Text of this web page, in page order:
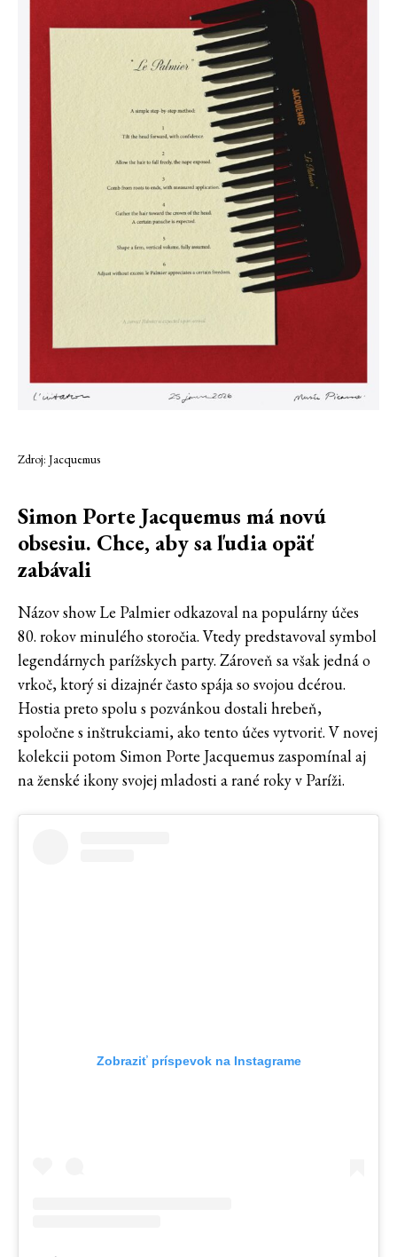
Zdroj: Jacquemus
Simon Porte Jacquemus má novú
obsesiu. Chce, aby sa ľudia opäť
zabávali
Názov show Le Palmier odkazoval na populárny účes
80. rokov minulého storočia. Vtedy predstavoval symbol
legendárnych parížskych party. Zároveň sa však jedná o
vrkoč, ktorý si dizajnér často spája so svojou dcérou.
Hostia preto spolu s pozvánkou dostali hrebeň,
spoločne s inštrukciami, ako tento účes vytvoriť. V novej
kolekcii potom Simon Porte Jacquemus zaspomínal aj
na ženské ikony svojej mladosti a rané roky v Paríži.
Zobraziť príspevok na Instagrame